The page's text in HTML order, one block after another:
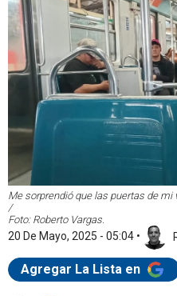
Me sorprendió que las puertas de mi
/
Foto: Roberto Vargas.
20 De Mayo, 2025 - 05:04 •
Agregar La Lista en